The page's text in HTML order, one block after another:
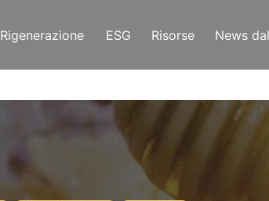
Rigenerazione ESG Risorse News